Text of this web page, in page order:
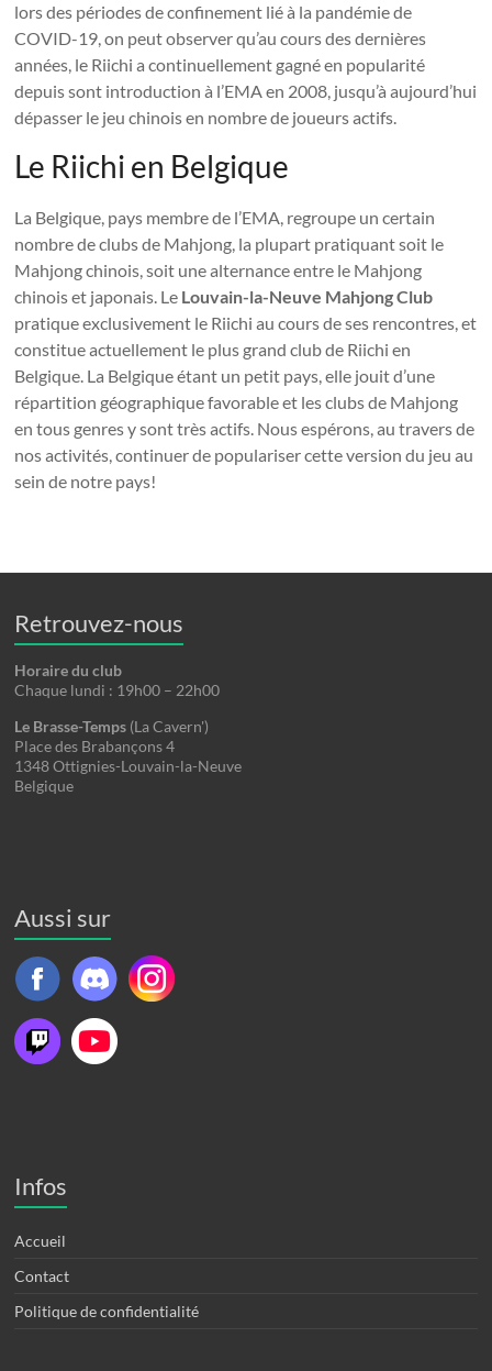
lors des périodes de confinement lié à la pandémie de
COVID-19, on peut observer qu’au cours des dernières
années, le Riichi a continuellement gagné en popularité
depuis sont introduction à l’EMA en 2008, jusqu’à aujourd’hui
dépasser le jeu chinois en nombre de joueurs actifs.
Le Riichi en Belgique
La Belgique, pays membre de l’EMA, regroupe un certain
nombre de clubs de Mahjong, la plupart pratiquant soit le
Mahjong chinois, soit une alternance entre le Mahjong
chinois et japonais. Le Louvain-la-Neuve Mahjong Club
pratique exclusivement le Riichi au cours de ses rencontres, et
constitue actuellement le plus grand club de Riichi en
Belgique. La Belgique étant un petit pays, elle jouit d’une
répartition géographique favorable et les clubs de Mahjong
en tous genres y sont très actifs. Nous espérons, au travers de
nos activités, continuer de populariser cette version du jeu au
sein de notre pays!
Retrouvez-nous
Horaire du club
Chaque lundi : 19h00 – 22h00
Le Brasse-Temps (La Cavern')
Place des Brabançons 4
1348 Ottignies-Louvain-la-Neuve
Belgique
Aussi sur
Infos
Accueil
Contact
Politique de confidentialité